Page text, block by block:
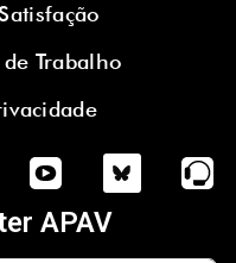
Trabalho
APAV